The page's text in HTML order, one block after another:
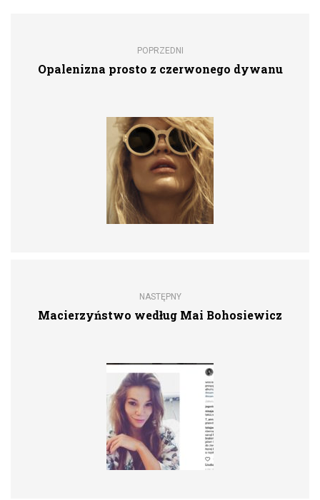
POPRZEDNI
Opalenizna prosto z czerwonego dywanu
NASTĘPNY
Macierzyństwo według Mai Bohosiewicz